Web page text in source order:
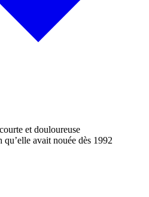
et douloureuse
avait nouée dès 1992